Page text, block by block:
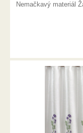
Nemačkavý materiál